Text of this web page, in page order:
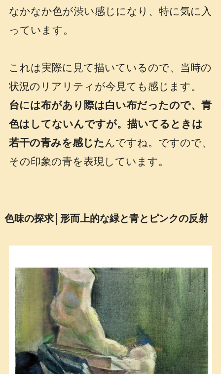
なかなか色が渋い感じになり、特に気に入
っています。
これは実際に見て描いているので、当時の
状況のリアリティが今見ても感じます。
台には布があり際は白い布だったので、青
色はしてないんですが。描いてるときは
若干の青みを感じた んですね。ですので、
その印象の青を表現しています。
色味の探求│形而上的な緑と青とピンクの反射